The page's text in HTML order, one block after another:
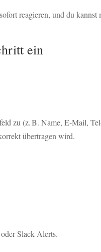
reagieren, und du
ein
zu (z. B. Name, E-Mail,
übertragen wird.
Slack Alerts.